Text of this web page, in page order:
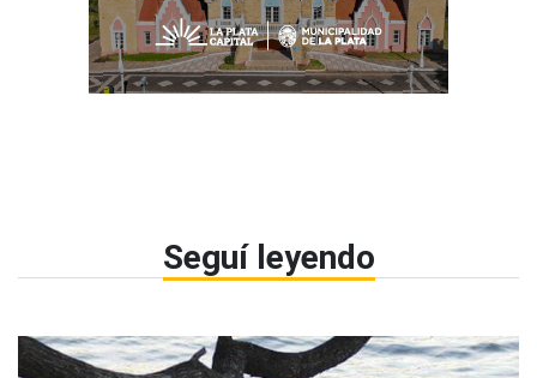
Seguí leyendo